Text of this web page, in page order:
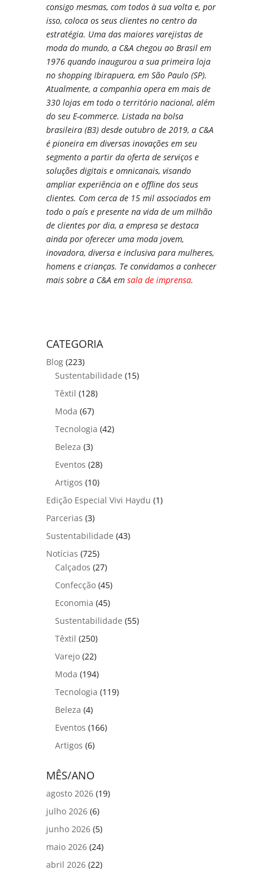
consigo mesmas, com todos à sua volta e, por
isso, coloca os seus clientes no centro da
estratégia. Uma das maiores varejistas de
moda do mundo, a C&A chegou ao Brasil em
1976 quando inaugurou a sua primeira loja
no shopping Ibirapuera, em São Paulo (SP).
Atualmente, a companhia opera em mais de
330 lojas em todo o território nacional, além
do seu E-commerce. Listada na bolsa
brasileira (B3) desde outubro de 2019, a C&A
é pioneira em diversas inovações em seu
segmento a partir da oferta de serviços e
soluções digitais e omnicanais, visando
ampliar experiência on e offline dos seus
clientes. Com cerca de 15 mil associados em
todo o país e presente na vida de um milhão
de clientes por dia, a empresa se destaca
ainda por oferecer uma moda jovem,
inovadora, diversa e inclusiva para mulheres,
homens e crianças. Te convidamos a conhecer
mais sobre a C&A em sala de imprensa.
CATEGORIA
Blog (223)
Sustentabilidade (15)
Têxtil (128)
Moda (67)
Tecnologia (42)
Beleza (3)
Eventos (28)
Artigos (10)
Edição Especial Vivi Haydu (1)
Parcerias (3)
Sustentabilidade (43)
Notícias (725)
Calçados (27)
Confecção (45)
Economia (45)
Sustentabilidade (55)
Têxtil (250)
Varejo (22)
Moda (194)
Tecnologia (119)
Beleza (4)
Eventos (166)
Artigos (6)
MÊS/ANO
agosto 2026 (19)
julho 2026 (6)
junho 2026 (5)
maio 2026 (24)
abril 2026 (22)